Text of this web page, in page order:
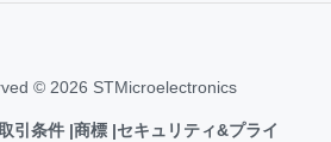
© 2026 STMicroelectronics
引条件 商標 セキュリティ&プライ